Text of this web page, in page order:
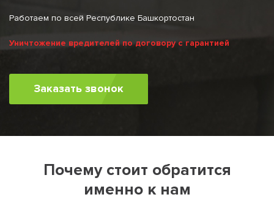
Работаем по всей Республике Башкортостан
Уничтожение вредителей по договору с гарантией
Заказать звонок
Почему стоит обратится
именно к нам